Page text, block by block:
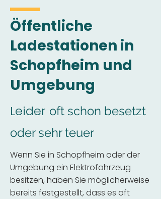
Öffentliche
Ladestationen in
Schopfheim und
Umgebung
Leider oft schon besetzt
oder sehr teuer
Wenn Sie in Schopfheim oder der
Umgebung ein Elektrofahrzeug
besitzen, haben Sie möglicherweise
bereits festgestellt, dass es oft